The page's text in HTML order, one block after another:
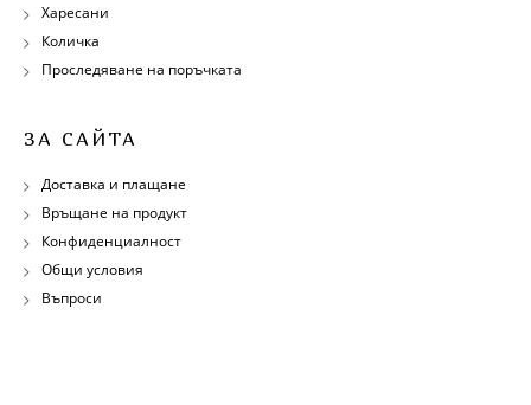
Харесани
Количка
Проследяване на поръчката
ЗА САЙТА
Доставка и плащане
Връщане на продукт
Конфиденциалност
Общи условия
Въпроси